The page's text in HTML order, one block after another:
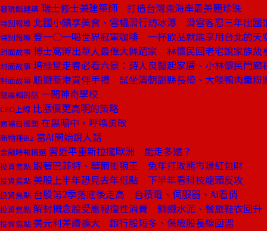
發現酷建築 瑞士修士兼建築師 打造台灣東海岸最美麗珍珠
特別報導 北國小鎮享美食、雪橇滑行訪冰瀑 滑雪客忍三年出國
特別報導 登一○一喝世界冠軍咖啡 一杯飲品就能享用台北的天
封面故事 博士窩孵出華人最偉大舞蹈家 林懷民回老宅說家族故
封面故事 培桂堂走春必看六景：詩人良醫起家厝、小林懷民門廊
封面故事 順遊新港買伴手禮 試坐清朝副縣長椅、大啖鴨肉羹粉
總編輯的話 一間神奇學校
CEO上線 比漲價更高明的策略
商場自慢塾 在黑暗中，呼喚勇敢
新物種Biz 當AI開始說人話
金融時報精選 習近平重新拉攏歐洲 能走多遠？
投資焦點 跟著巴菲特、華爾街狼王 兔年打敗熊市賺紅包財
投資焦點 美股上半年恐見去年低點 下半年看科技龍頭反攻
投資焦點 台股第2季落底後走高 台積電、伺服器、AI看俏
投資焦點 解封概念股受惠報復性消費 鋼鐵水泥、餐旅鞋衣回升
投資焦點 美元利差續擴大 銀行股短多、保險股長線回溫